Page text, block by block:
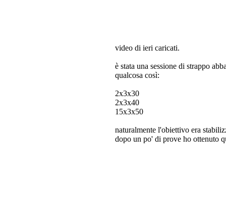
video di ieri caricati.
è stata una sessione di strappo
qualcosa così:
2x3x30
2x3x40
15x3x50
naturalmente l'obiettivo era
dopo un po' di prove ho ottenuto